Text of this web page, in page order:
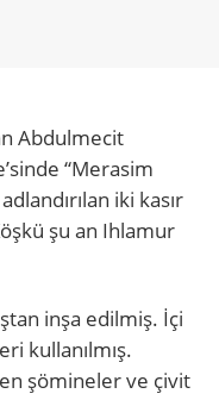
Abdulmecit
“Merasim
iki kasır
şu an Ihlamur
inşa edilmiş. İçi
kullanılmış.
şömineler ve çivit